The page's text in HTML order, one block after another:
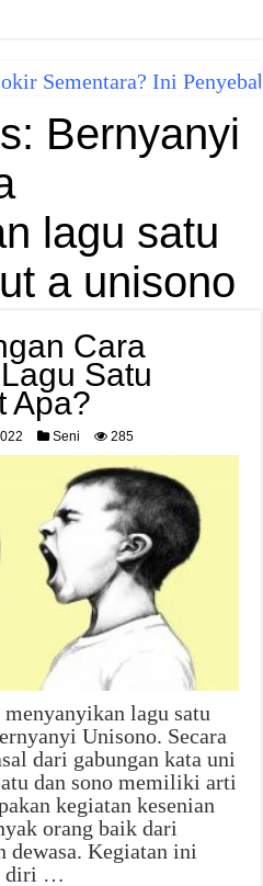
Sementara? Ini
Bernyanyi
lagu satu
a unisono
Cara
Satu
Apa?
Seni 285
lagu satu
Unisono. Secara
dari gabungan kata uni
dan sono memiliki arti
kegiatan kesenian
orang baik dari
dewasa. Kegiatan ini
diri …